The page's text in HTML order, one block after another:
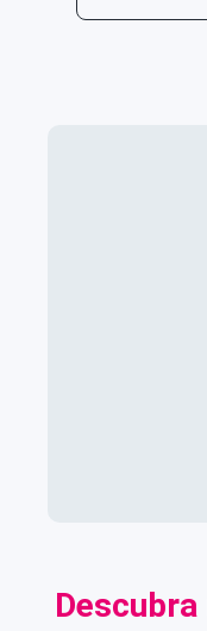
Descubra